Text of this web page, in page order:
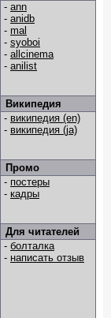
- ann
- anidb
- mal
- syoboi
- allcinema
- anilist
Википедия
- википедия (en)
- википедия (ja)
Промо
- постеры
- кадры
Для читателей
- болталка
- написать отзыв